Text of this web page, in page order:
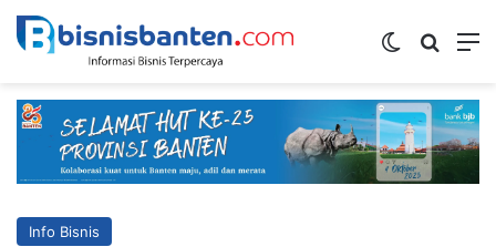
Switch skin
Info Bisnis